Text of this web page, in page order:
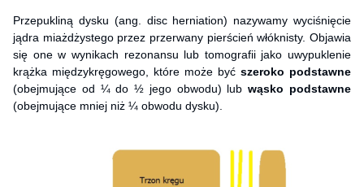
Przepukliną dysku (ang. disc herniation) nazywamy wyciśnięcie
jądra miażdżystego przez przerwany pierścień włóknisty. Objawia
się one w wynikach rezonansu lub tomografii jako uwypuklenie
krążka międzykręgowego, które może być szeroko podstawne
(obejmujące od ¼ do ½ jego obwodu) lubwąsko podstawne
(obejmujące mniej niż ¼ obwodu dysku).